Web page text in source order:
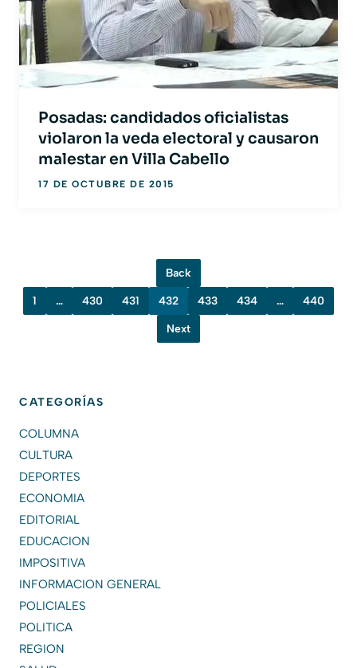
Posadas: candidados oficialistas
violaron la veda electoral y causaron
malestar en Villa Cabello
17 DE OCTUBRE DE 2015
Back
1 … 430 431 432 433 434 … 440
Next
CATEGORÍAS
COLUMNA
CULTURA
DEPORTES
ECONOMIA
EDITORIAL
EDUCACION
IMPOSITIVA
INFORMACION GENERAL
POLICIALES
POLITICA
REGION